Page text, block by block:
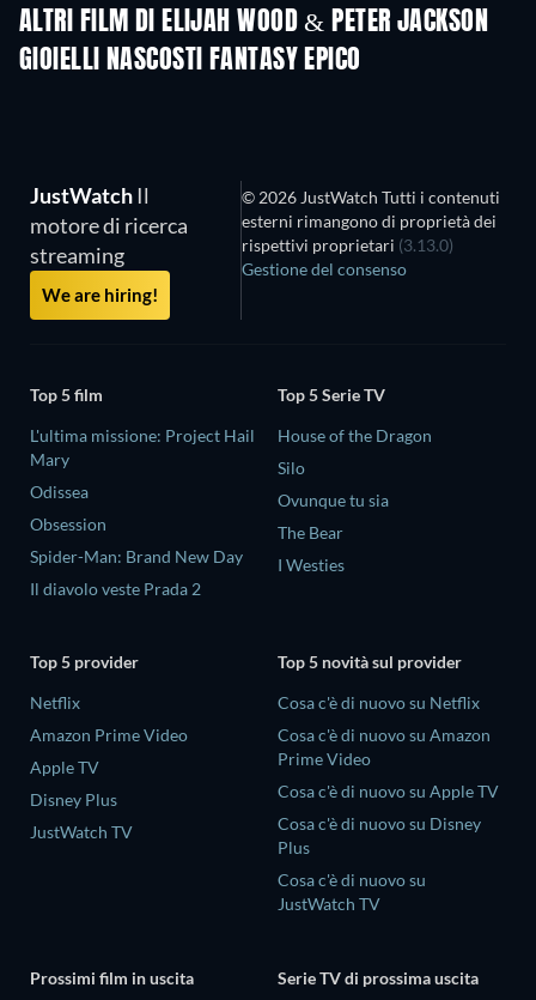
ALTRI FILM DI ELIJAH WOOD & PETER JACKSON
GIOIELLI NASCOSTI FANTASY EPICO
JustWatch Il
motore di ricerca
streaming
We are hiring!
© 2026 JustWatch Tutti i contenuti
esterni rimangono di proprietà dei
rispettivi proprietari (3.13.0)
Gestione del consenso
Top 5 film
L'ultima missione: Project Hail
Mary
Odissea
Obsession
Spider-Man: Brand New Day
Il diavolo veste Prada 2
Top 5 Serie TV
House of the Dragon
Silo
Ovunque tu sia
The Bear
I Westies
Top 5 provider
Netflix
Amazon Prime Video
Apple TV
Disney Plus
JustWatch TV
Top 5 novità sul provider
Cosa c'è di nuovo su Netflix
Cosa c'è di nuovo su Amazon
Prime Video
Cosa c'è di nuovo su Apple TV
Cosa c'è di nuovo su Disney
Plus
Cosa c'è di nuovo su
JustWatch TV
Prossimi film in uscita Serie TV di prossima uscita